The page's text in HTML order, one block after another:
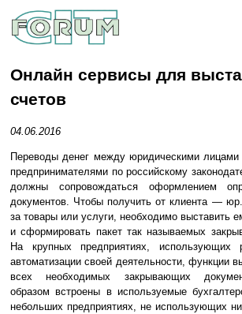
Онлайн сервисы для
счетов
04.06.2016
Переводы денег между юридическими
предпринимателями по российскому
должны сопровождаться оформлением
документов. Чтобы получить от клиента —
за товары или услуги, необходимо выставить
и сформировать пакет так называемых
На крупных предприятиях, использующих
автоматизации своей деятельности, функции
всех необходимых закрывающих
образом встроены в используемые
небольших предприятиях, не использующих